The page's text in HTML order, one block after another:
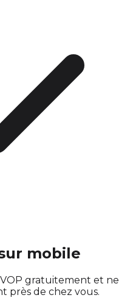
mobile
gratuitement et ne
près de chez vous.